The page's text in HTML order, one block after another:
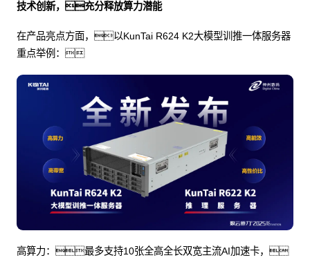
技术创新，充分释放算力潜能
在产品亮点方面，以KunTai R624 K2大模型训推一体服务器
重点举例：
高算力：最多支持10张全高全长双宽主流AI加速卡，